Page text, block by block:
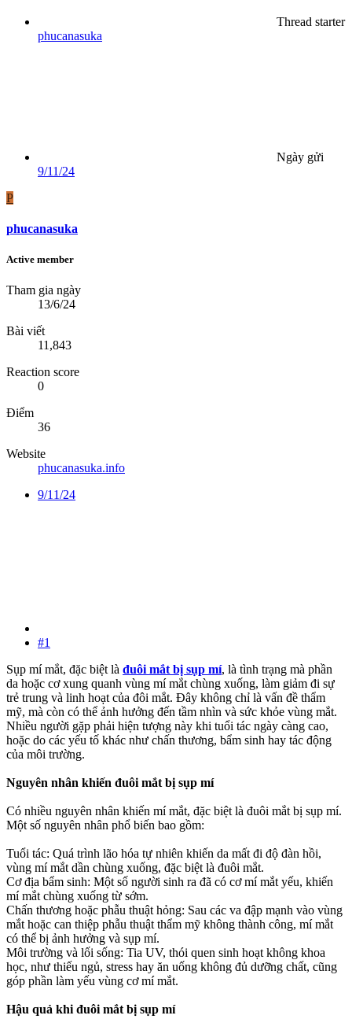
Thread starter
phucanasuka
Ngày gửi
9/11/24
P
phucanasuka
Active member
Tham gia ngày
13/6/24
Bài viết
11,843
Reaction score
0
Điểm
36
Website
phucanasuka.info
9/11/24
#1
Sụp mí mắt, đặc biệt là đuôi mắt bị sụp mí, là tình trạng mà phần
da hoặc cơ xung quanh vùng mí mắt chùng xuống, làm giảm đi sự
trẻ trung và linh hoạt của đôi mắt. Đây không chỉ là vấn đề thẩm
mỹ, mà còn có thể ảnh hưởng đến tầm nhìn và sức khỏe vùng mắt.
Nhiều người gặp phải hiện tượng này khi tuổi tác ngày càng cao,
hoặc do các yếu tố khác như chấn thương, bẩm sinh hay tác động
của môi trường.
Nguyên nhân khiến đuôi mắt bị sụp mí
Có nhiều nguyên nhân khiến mí mắt, đặc biệt là đuôi mắt bị sụp mí.
Một số nguyên nhân phổ biến bao gồm:
Tuổi tác: Quá trình lão hóa tự nhiên khiến da mất đi độ đàn hồi,
vùng mí mắt dần chùng xuống, đặc biệt là đuôi mắt.
Cơ địa bẩm sinh: Một số người sinh ra đã có cơ mí mắt yếu, khiến
mí mắt chùng xuống từ sớm.
Chấn thương hoặc phẫu thuật hỏng: Sau các va đập mạnh vào vùng
mắt hoặc can thiệp phẫu thuật thẩm mỹ không thành công, mí mắt
có thể bị ảnh hưởng và sụp mí.
Môi trường và lối sống: Tia UV, thói quen sinh hoạt không khoa
học, như thiếu ngủ, stress hay ăn uống không đủ dưỡng chất, cũng
góp phần làm yếu vùng cơ mí mắt.
Hậu quả khi đuôi mắt bị sụp mí